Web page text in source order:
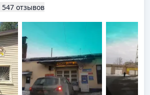
547 отзывов